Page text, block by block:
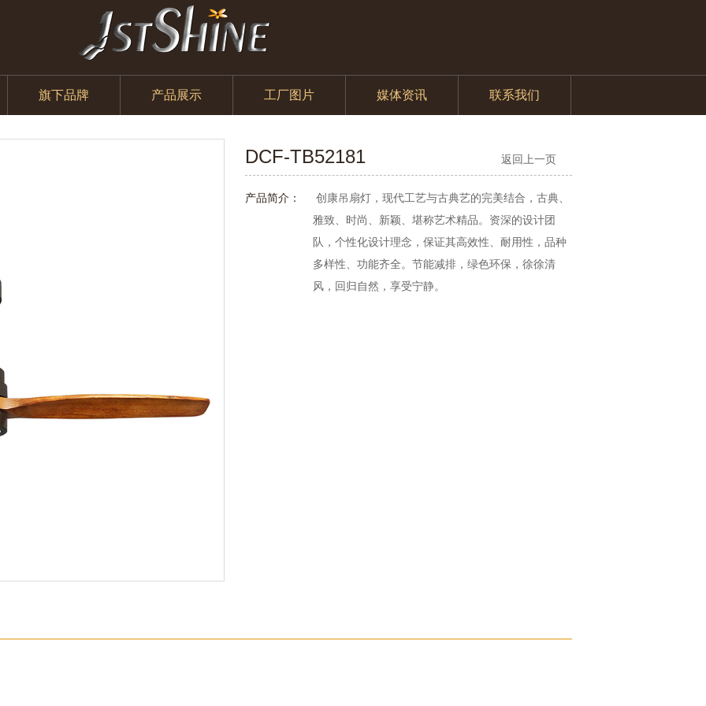
旗下品牌 产品展示 工厂图片 媒体资讯 联系我们
DCF-TB52181 返回上一页
产品简介：
创康吊扇灯，现代工艺与古典艺的完美结合，古典、
雅致、时尚、新颖、堪称艺术精品。资深的设计团
队，个性化设计理念，保证其高效性、耐用性，品种
多样性、功能齐全。节能减排，绿色环保，徐徐清
风，回归自然，享受宁静。